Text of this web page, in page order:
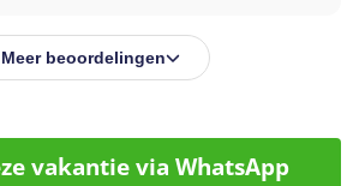
Meer beoordelingen
vakantie via WhatsApp